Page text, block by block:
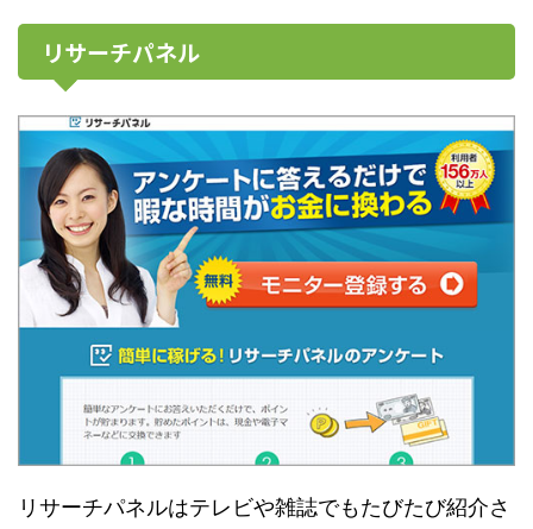
リサーチパネル
リサーチパネルはテレビや雑誌でもたびたび紹介さ